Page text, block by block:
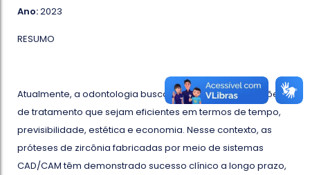
Ano:2023
RESUMO
Atualmente, a odontologia busca constantemente opções
de tratamento que sejam eficientes em termos de tempo,
previsibilidade, estética e economia. Nesse contexto, as
próteses de zircônia fabricadas por meio de sistemas
CAD/CAM têm demonstrado sucesso clínico a longo prazo,